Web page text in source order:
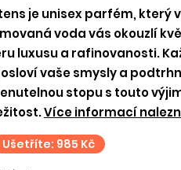
je unisex parfém, který
voda vás okouzlí
luxusu a rafinovanosti.
vaše smysly a
stopu s touto
Více informací
Ušetříte: 985 Kč